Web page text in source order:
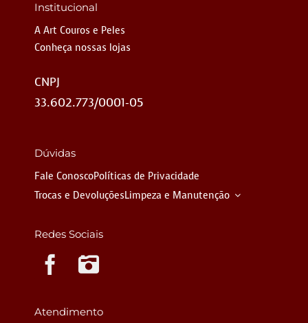
Institucional
A Art Couros e Peles
Conheça nossas lojas
CNPJ
33.602.773/0001-05
Dúvidas
Fale ConoscoPolíticas de Privacidade
Trocas e DevoluçõesLimpeza e Manutenção
Redes Sociais
Atendimento